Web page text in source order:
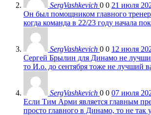
SergVashkevich 0 0 21 июля
Он был помощником главного
когда команда в 22/23 году начала
SergVashkevich 0 0 12 июля
Сергей Брылин для Динамо не
то И.о. до сентября тоже не лучший
SergVashkevich 0 0 07 июля
Если Тим Арми является главным
просто главного в Динамо, то не так